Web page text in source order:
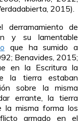
2015).
derramamiento de
y su lamentable
que ha sumido a
Benavides, 2015;
en la Escritura la
la tierra estaban
sobre la misma
errante, la tierra
la misma forma los
armado en el